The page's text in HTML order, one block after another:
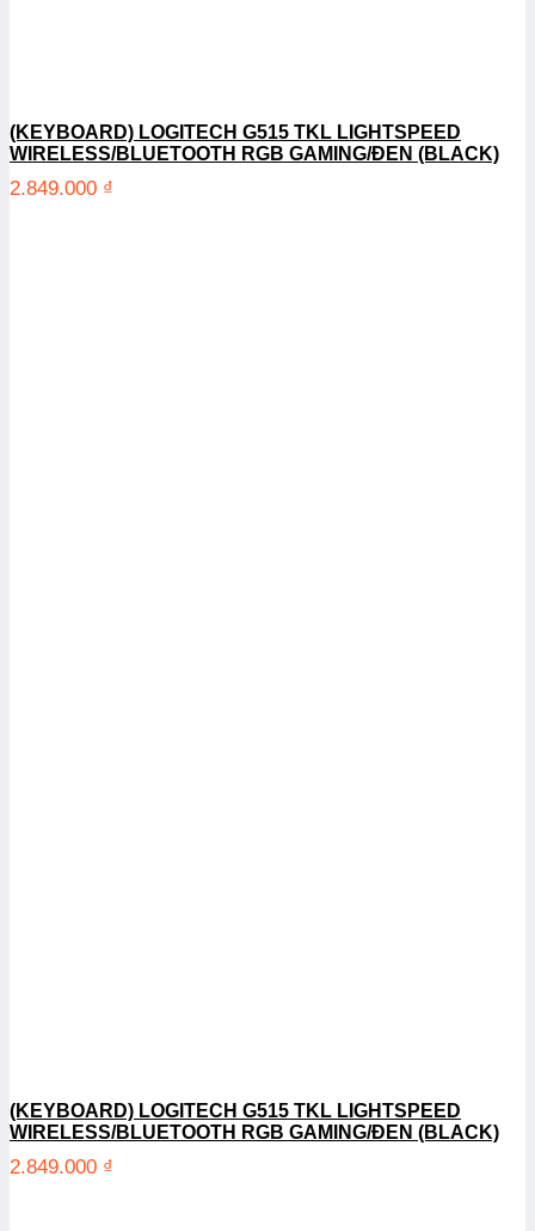
(KEYBOARD) LOGITECH G515 TKL LIGHTSPEED
WIRELESS/BLUETOOTH RGB GAMING/ĐEN (BLACK)
2.849.000 ₫
(KEYBOARD) LOGITECH G515 TKL LIGHTSPEED
WIRELESS/BLUETOOTH RGB GAMING/ĐEN (BLACK)
2.849.000 ₫